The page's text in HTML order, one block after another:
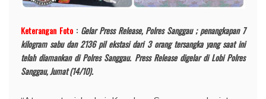
Keterangan Foto: Gelar Press Release, Polres Sanggau ; penangkapan 7
kilogram sabu dan 2136 pil ekstasi dari 3 orang tersangka yang saat ini
telah diamankan di Polres Sanggau. Press Release digelar di Lobi Polres
Sanggau, Jumat (14/10).